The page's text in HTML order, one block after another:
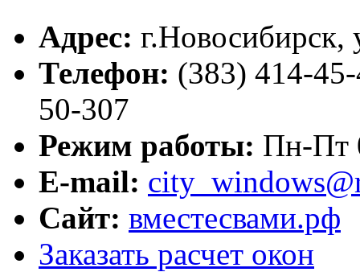
Адрес: г.Новосибирск,
Телефон: (383) 414-
50-307
Режим работы: Пн-Пт
E-mail:
Сайт: вместесвами.рф
Заказать расчет окон